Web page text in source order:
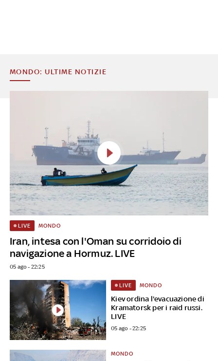
MONDO: ULTIME NOTIZIE
Iran, intesa con l'Oman su corridoio di
navigazione a Hormuz. LIVE
LIVE MONDO
05 ago - 22:25
Kiev ordina l'evacuazione di
Kramatorsk per i raid russi.
LIVE
LIVE MONDO
05 ago - 22:25
MONDO